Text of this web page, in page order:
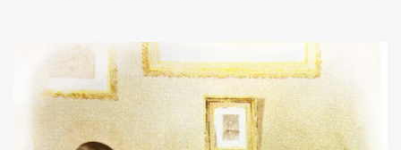
reunirá atletas de diferentes regiões do país e terá percursos
passando pelos municípios de Serra Negra, Amparo, Monte Alegre
do Sul, Lindoia e Socorro. Para garantir a segurança dos
participantes e do público, diversos trechos de rodovias e estradas
da região serão interditados temporariamente ao longo da prova.